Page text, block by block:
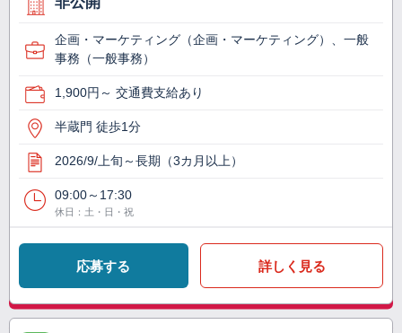
企画・マーケティング（企画・マーケティング）、一般
事務（一般事務）
1,900円～ 交通費支給あり
半蔵門 徒歩1分
2026/9/上旬～長期（3カ月以上）
09:00～17:30
休日：土・日・祝
応募する 詳しく見る